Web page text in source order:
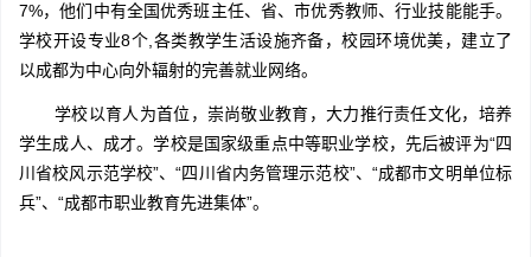
7%，他们中有全国优秀班主任、省、市优秀教师、行业技能能手。
学校开设专业8个,各类教学生活设施齐备，校园环境优美，建立了
以成都为中心向外辐射的完善就业网络。
学校以育人为首位，崇尚敬业教育，大力推行责任文化，培养
学生成人、成才。学校是国家级重点中等职业学校，先后被评为“四
川省校风示范学校”、“四川省内务管理示范校”、“成都市文明单位标
兵”、“成都市职业教育先进集体”。